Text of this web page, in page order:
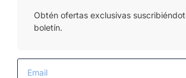
Obtén ofertas exclusivas
boletín.